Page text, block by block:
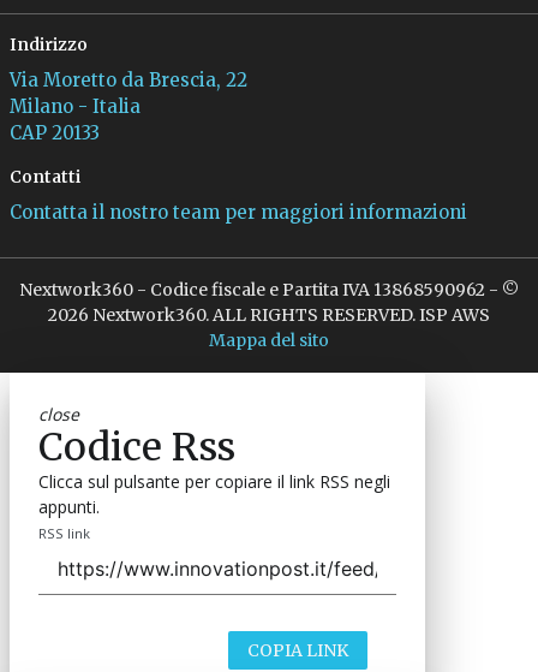
Indirizzo
Via Moretto da Brescia, 22
Milano - Italia
CAP 20133
Contatti
Contatta il nostro team per maggiori informazioni
Nextwork360 - Codice fiscale e Partita IVA 13868590962 - ©
2026 Nextwork360. ALL RIGHTS RESERVED. ISP AWS
Mappa del sito
close
Codice Rss
Clicca sul pulsante per copiare il link RSS negli
appunti.
RSS link
COPIA LINK